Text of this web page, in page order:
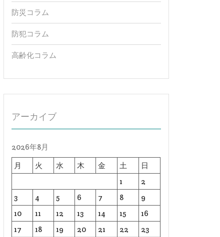
防災コラム
防犯コラム
高齢化コラム
アーカイブ
2026年8月
月
火 水 木 金 土
日
1
2
3
4 5 6 7 8
9
10
11 12 13 14 15
16
17
18 19 20 21 22
23